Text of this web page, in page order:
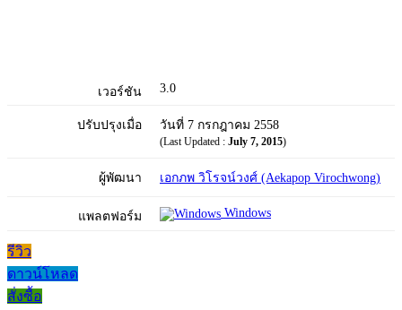
เวอร์ชัน 3.0
ปรับปรุงเมื่อ วันที่ 7 กรกฎาคม 2558
(Last Updated : July 7, 2015)
ผู้พัฒนา เอกภพ วิโรจน์วงศ์ (Aekapop Virochwong)
แพลตฟอร์ม Windows
รีวิว
ดาวน์โหลด
สั่งซื้อ